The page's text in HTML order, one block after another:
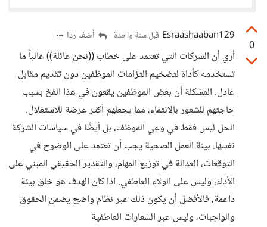
0
Esraashaaban129 قبل سنة واحدة أضف ردا
أري أن الشركات التي تعتمد على خطاب ((نحن عائلة)) غالباً ما
تستخدمه كأداة لتضخيم التزامات الموظفين دون تقديم مقابل
عادل. المشكلة أن بعض الموظفين يقعون في هذا الفخ بسبب
حاجتهم للشعور بالانتماء، مما يجعلهم أكثر عرضة للاستغلال.
الحل ليس فقط في وعي الموظف، بل أيضًا في سياسات الشركة
نفسها. بيئة العمل الصحية يجب أن تعتمد على الوضوح في
التوقعات، العدالة في توزيع المهام، والتقدير الحقيقي المبني على
الأداء، وليس على الولاء العاطفي. إذا كان الهدف هو خلق بيئة
داعمة، فالأفضل أن يكون ذلك عبر نظام واضح يضمن الحقوق
والواجبات، وليس عبر الشعارات العاطفية